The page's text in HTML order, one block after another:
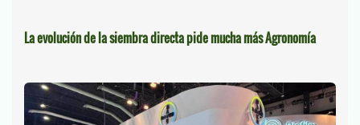
La evolución de la siembra directa pide mucha más Agronomía